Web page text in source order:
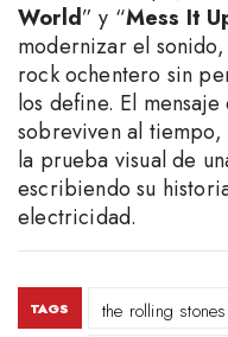
World” y “Mess It
modernizar el
rock ochentero sin
los define. El
sobreviven al tiempo,
la prueba visual de
escribiendo su
electricidad.
TAGS the rolling stones